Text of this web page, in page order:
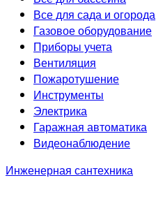
Все для сада и огорода
Газовое оборудование
Приборы учета
Вентиляция
Пожаротушение
Инструменты
Электрика
Гаражная автоматика
Видеонаблюдение
Инженерная сантехника